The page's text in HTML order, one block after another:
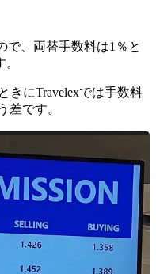
で、両替手数料は1％と
きにTravelexでは手数料
差です。